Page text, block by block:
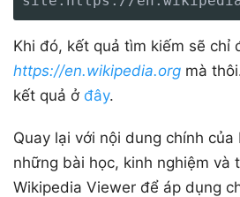
Khi đó, kết quả tìm kiếm sẽ chỉ
https://en.wikipedia.org mà
kết quả ở đây.
Quay lại với nội dung chính
những bài học, kinh nghiệm và
Wikipedia Viewer để áp dụng